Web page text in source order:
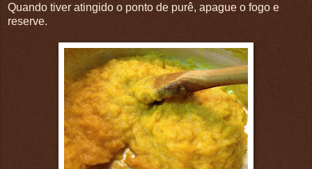
Quando tiver atingido o ponto de purê, apague o fogo e
reserve.